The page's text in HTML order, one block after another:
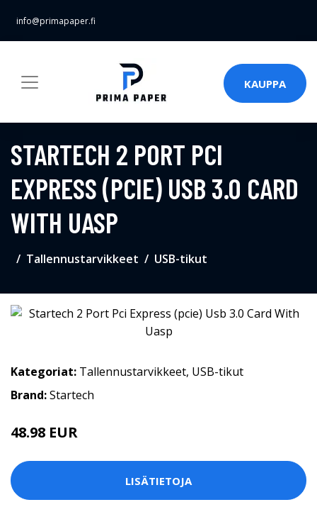
info@primapaper.fi
KAUPPA
STARTECH 2 PORT PCI
EXPRESS (PCIE) USB 3.0 CARD
WITH UASP
Tallennustarvikkeet USB-tikut
Kategoriat: Tallennustarvikkeet, USB-tikut
Brand:Startech
48.98 EUR
LISÄTIETOJA